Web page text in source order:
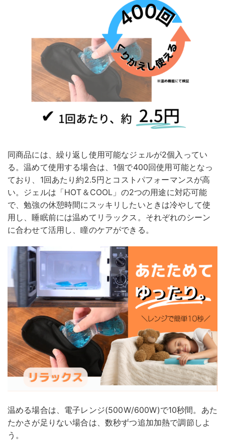
同商品には、繰り返し使用可能なジェルが2個入ってい
る。温めて使用する場合は、1個で400回使用可能となっ
ており、1回あたり約2.5円とコストパフォーマンスが高
い。ジェルは「HOT＆COOL」の2つの用途に対応可能
で、勉強の休憩時間にスッキリしたいときは冷やして使
用し、睡眠前には温めてリラックス。それぞれのシーン
に合わせて活用し、瞳のケアができる。
温める場合は、電子レンジ(500W/600W)で10秒間。あた
たかさが足りない場合は、数秒ずつ追加加熱で調節しよ
う。